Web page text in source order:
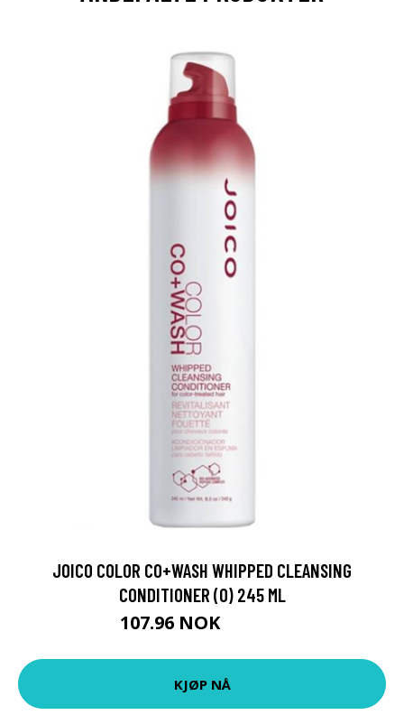
JOICO COLOR CO+WASH WHIPPED CLEANSING
CONDITIONER (O) 245 ML
107.96 NOK
KJØP NÅ